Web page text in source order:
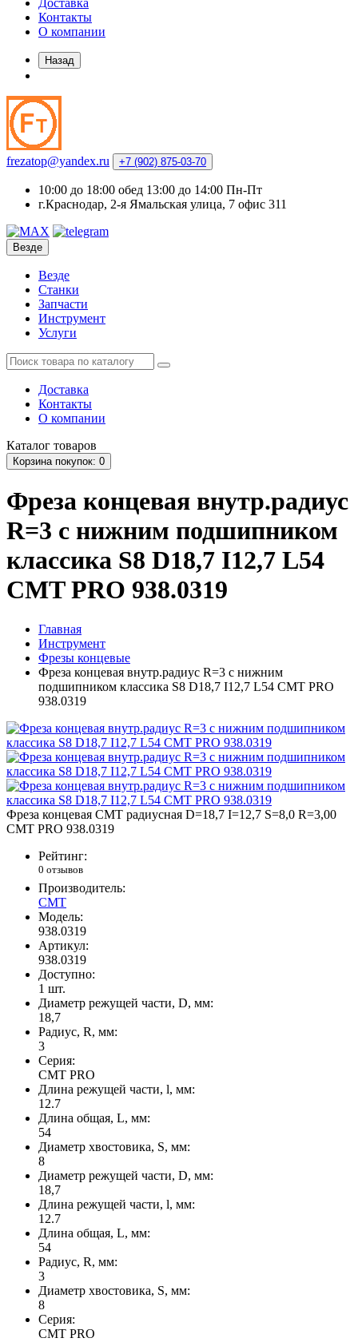
Доставка
Контакты
О компании
Назад
frezatop@yandex.ru +7 (902) 875-03-70
10:00 до 18:00 обед 13:00 до 14:00 Пн-Пт
г.Краснодар, 2-я Ямальская улица, 7 офис 311
Везде
Везде
Станки
Запчасти
Инструмент
Услуги
Доставка
Контакты
О компании
Каталог товаров
Корзинапокупок: 0
Фреза концевая внутр.радиус
R=3 с нижним подшипником
классика S8 D18,7 I12,7 L54
CMT PRO 938.0319
Главная
Инструмент
Фрезы концевые
Фреза концевая внутр.радиус R=3 с нижним
подшипником классика S8 D18,7 I12,7 L54 CMT PRO
938.0319
Фреза концевая CMT радиусная D=18,7 I=12,7 S=8,0 R=3,00
CMT PRO 938.0319
Рейтинг:
0 отзывов
Производитель:
CMT
Модель:
938.0319
Артикул:
938.0319
Доступно:
1 шт.
Диаметр режущей части, D, мм:
18,7
Радиус, R, мм:
3
Серия:
CMT PRO
Длина режущей части, l, мм:
12.7
Длина общая, L, мм:
54
Диаметр хвостовика, S, мм:
8
Диаметр режущей части, D, мм:
18,7
Длина режущей части, l, мм:
12.7
Длина общая, L, мм:
54
Радиус, R, мм:
3
Диаметр хвостовика, S, мм:
8
Серия:
CMT PRO